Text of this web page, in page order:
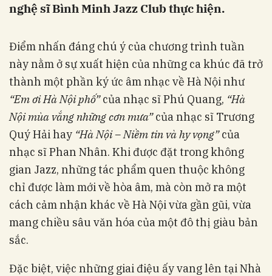
nghệ sĩ Bình Minh Jazz Club thực hiện.
Điểm nhấn đáng chú ý của chương trình tuần
này nằm ở sự xuất hiện của những ca khúc đã trở
thành một phần ký ức âm nhạc về Hà Nội như
“Em ơi Hà Nội phố”của nhạc sĩ Phú Quang, “Hà
Nội mùa vắng những cơn mưa”của nhạc sĩ Trương
Quý Hải hay “Hà Nội – Niềm tin và hy vọng”của
nhạc sĩ Phan Nhân. Khi được đặt trong không
gian Jazz, những tác phẩm quen thuộc không
chỉ được làm mới về hòa âm, mà còn mở ra một
cách cảm nhận khác về Hà Nội vừa gần gũi, vừa
mang chiều sâu văn hóa của một đô thị giàu bản
sắc.
Đặc biệt, việc những giai điệu ấy vang lên tại Nhà